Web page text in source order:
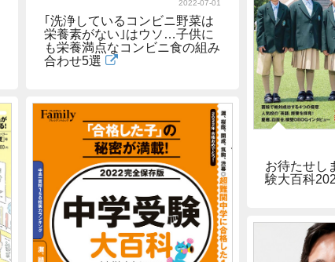
2022-07-01
｢洗浄しているコンビニ野菜は
栄養素がない｣はウソ…子供に
も栄養満点なコンビニ食の組み
合わせ5選
お待たせし
験大百科